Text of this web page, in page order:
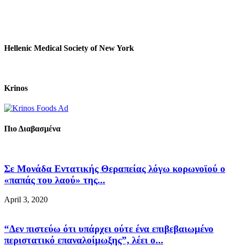
Hellenic Medical Society of New York
Krinos
Πιο Διαβασμένα
Σε Μονάδα Εντατικής Θεραπείας λόγω κορωνοϊού ο
«παπάς του λαού» της...
April 3, 2020
“Δεν πιστεύω ότι υπάρχει ούτε ένα επιβεβαιωμένο
περιστατικό επαναλοίμωξης”, λέει ο...